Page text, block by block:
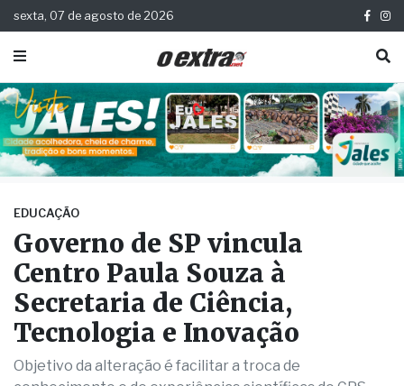
sexta, 07 de agosto de 2026
EDUCAÇÃO
Governo de SP vincula
Centro Paula Souza à
Secretaria de Ciência,
Tecnologia e Inovação
Objetivo da alteração é facilitar a troca de